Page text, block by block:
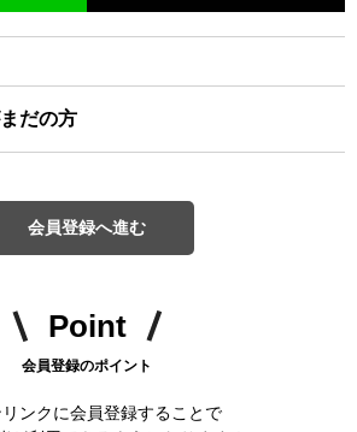
だの方
会員登録へ進む
Point
会員登録のポイント
ンクに会員登録することで